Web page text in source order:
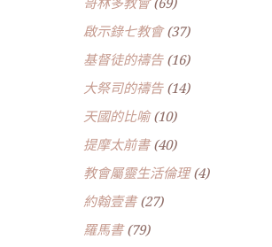
啟示錄七教會(37)
基督徒的禱告(16)
大祭司的禱告(14)
天國的比喻(10)
提摩太前書(40)
教會屬靈生活倫理(4)
約翰壹書(27)
羅馬書(79)